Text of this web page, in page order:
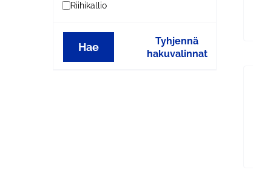
Riihikallio
Hae
Tyhjennä
hakuvalinnat